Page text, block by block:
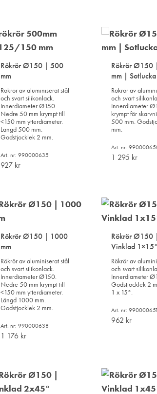
Rökrör Ø150 | 500
mm
Rökrör av aluminiserat stål
och svart silikonlack.
Innerdiameter Ø150.
Nedre 50 mm krympt till
<150 mm ytterdiameter.
Längd 500 mm.
Godstjocklek 2 mm.
Art. nr: 990000635
927 kr
TILL
Rökrör Ø150
mm |
Rökrör av
och svart
Innerdiameter
krympt för
500 mm.
mm.
Art. nr:
1 295 kr
Rökrör Ø150 | 1000
mm
Rökrör av aluminiserat stål
och svart silikonlack.
Innerdiameter Ø150.
Nedre 50 mm krympt till
<150 mm ytterdiameter.
Längd 1000 mm.
Godstjocklek 2 mm.
Art. nr: 990000638
1 176 kr
Rökrör Ø150 |
Vinklad 1×15°
Rökrör av
och svart
Innerdiameter
Godstjocklek 2
1 x 15°.
Art. nr: 990000651
962 kr